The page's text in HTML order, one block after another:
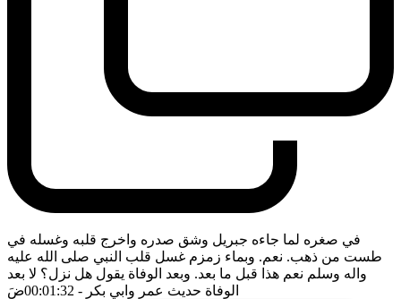
في صغره لما جاءه جبريل وشق صدره واخرج قلبه وغسله في
طست من ذهب. نعم. وبماء زمزم غسل قلب النبي صلى الله عليه
واله وسلم نعم هذا قبل ما بعد. وبعد الوفاة يقول هل نزل؟ لا بعد
الوفاة حديث عمر وابي بكر - 00:01:32 ضَ